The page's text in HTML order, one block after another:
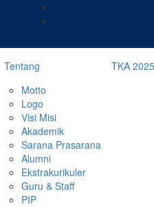
Tentang
Motto
Logo
Visi Misi
Akademik
Sarana Prasarana
Alumni
Ekstrakurikuler
Guru & Staff
PIP
TKA 2025